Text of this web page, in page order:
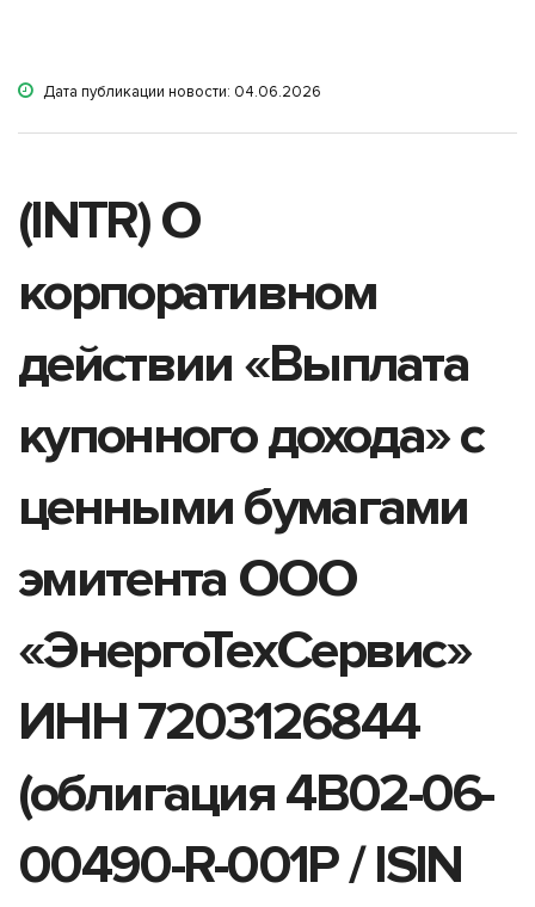
Дата публикации новости: 04.06.2026
(INTR) О
корпоративном
действии «Выплата
купонного дохода» с
ценными бумагами
эмитента ООО
«ЭнергоТехСервис»
ИНН 7203126844
(облигация 4B02-06-
00490-R-001P / ISIN